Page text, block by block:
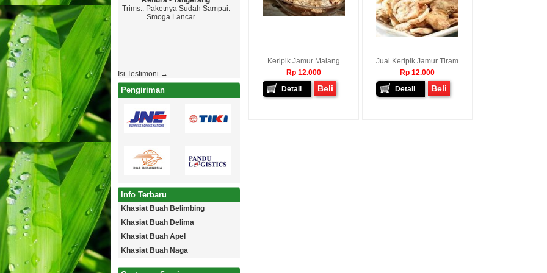
Keripik Jamur Malang
Rp 12.000
Detail
Beli
Jual Keripik Jamur Tiram
Rp 12.000
Detail
Beli
Trims.. Paketnya Sudah Sampai.
Smoga Lancar......
Top Markotop, Ya Walaupun
Paketanya Ga Sampai Sesuai
Pak Kirimannya Sudah Sampai,
Terimakasi Pak. 08770013xxxx...
Pak Paketannya Sudah
Isi Testimoni →
Pengiriman
Info Terbaru
Khasiat Buah Belimbing
Khasiat Buah Delima
Khasiat Buah Apel
Khasiat Buah Naga